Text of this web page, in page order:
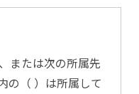
または次の所属先
の（ ）は所属して